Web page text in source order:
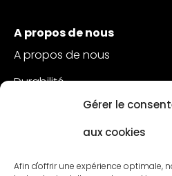
Gérer le
aux cookies
Afin d'offrir une expérience optimale,
A propos de nous
A propos de nous
Durabilité
Service à la clientèle
Postes vacants
Contact